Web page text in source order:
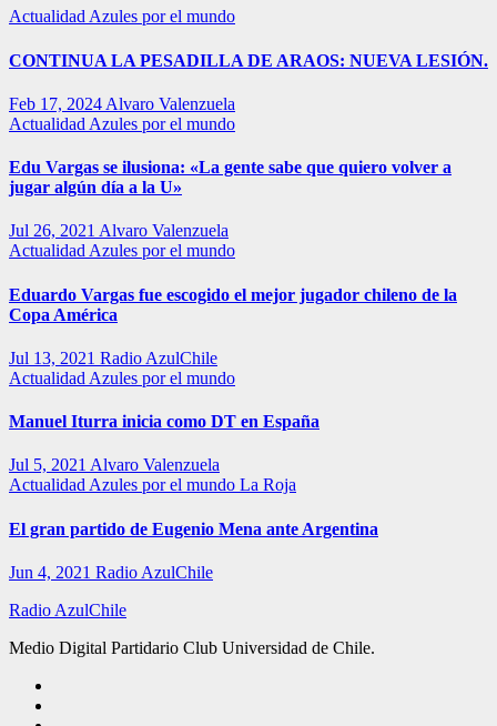
Actualidad Azules por el mundo
CONTINUA LA PESADILLA DE ARAOS: NUEVA LESIÓN.
Feb 17, 2024 Alvaro Valenzuela
Actualidad Azules por el mundo
Edu Vargas se ilusiona: «La gente sabe que quiero volver a
jugar algún día a la U»
Jul 26, 2021 Alvaro Valenzuela
Actualidad Azules por el mundo
Eduardo Vargas fue escogido el mejor jugador chileno de la
Copa América
Jul 13, 2021 Radio AzulChile
Actualidad Azules por el mundo
Manuel Iturra inicia como DT en España
Jul 5, 2021 Alvaro Valenzuela
Actualidad Azules por el mundo La Roja
El gran partido de Eugenio Mena ante Argentina
Jun 4, 2021 Radio AzulChile
Radio AzulChile
Medio Digital Partidario Club Universidad de Chile.